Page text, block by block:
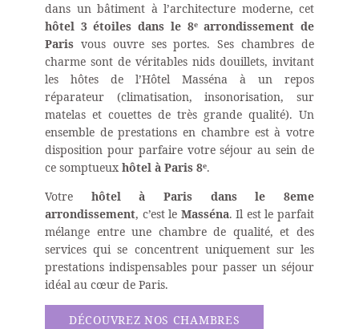
dans un bâtiment à l’architecture moderne, cet
hôtel 3 étoiles dans le 8ᵉ arrondissement de
Paris vous ouvre ses portes. Ses chambres de
charme sont de véritables nids douillets, invitant
les hôtes de l’Hôtel Masséna à un repos
réparateur (climatisation, insonorisation, sur
matelas et couettes de très grande qualité). Un
ensemble de prestations en chambre est à votre
disposition pour parfaire votre séjour au sein de
ce somptueux hôtel à Paris 8ᵉ.
Votre hôtel à Paris dans le 8eme
arrondissement, c’est le Masséna. Il est le parfait
mélange entre une chambre de qualité, et des
services qui se concentrent uniquement sur les
prestations indispensables pour passer un séjour
idéal au cœur de Paris.
DÉCOUVREZ NOS CHAMBRES